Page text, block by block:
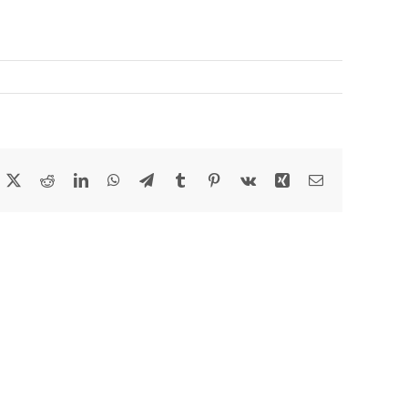
Reddit LinkedInWhatsAppTelegram
TumblrPinterest
Vk Xing